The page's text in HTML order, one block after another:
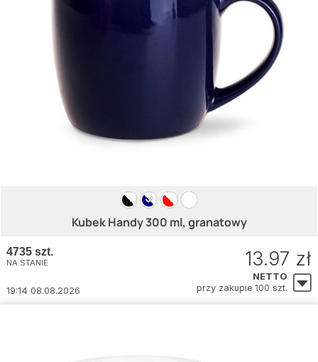
Kubek Handy 300 ml, granatowy
4735 szt.
NA STANIE
19:14 08.08.2026
13.97 zł
NETTO
przy zakupie 100 szt.